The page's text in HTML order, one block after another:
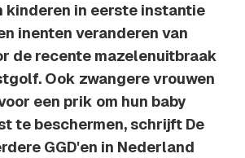
kinderen in eerste instantie
inenten veranderen van
de recente mazelenuitbraak
Ook zwangere vrouwen
een prik om hun baby
te beschermen, schrijft De
GGD'en in Nederland